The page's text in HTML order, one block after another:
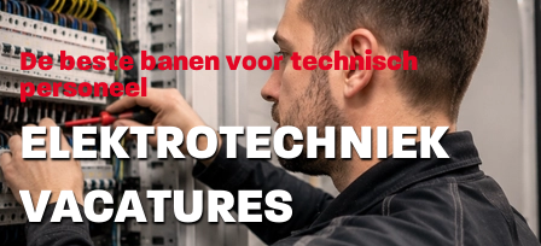
De beste banen voor technisch
personeel
ELEKTROTECHNIEK
VACATURES